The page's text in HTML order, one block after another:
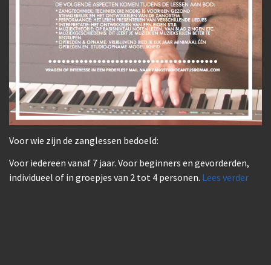
Voor wie zijn de zanglessen bedoeld:
Voor iedereen vanaf 7 jaar. Voor beginners en gevorderden,
individueel of in groepjes van 2 tot 4 personen. Lees verder